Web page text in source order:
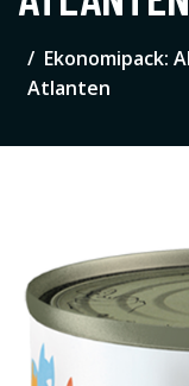
Ekonomipack:
Atlanten